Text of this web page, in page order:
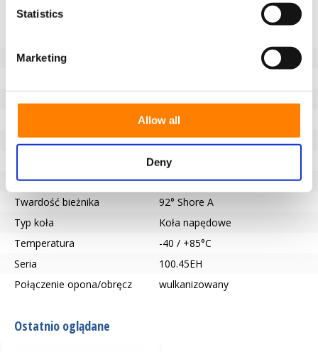
Statistics
Marketing
Allow all
Deny
Dane techniczne
Średnica koła (mm)
Wpust zgodny z DIN 6885 JS9
Długość piasty (mm)
100
45
Bieżnik
Vulkollan®
Twardość bieżnika
92° Shore A
Typ koła
Koła napędowe
Temperatura
-40 / +85°C
Seria
100.45EH
Połączenie opona/obręcz
wulkanizowany
Ostatnio oglądane